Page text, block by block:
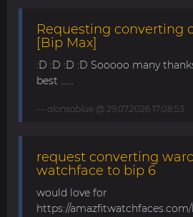
Requesting converting
[Bip Max]
:D :D :D :D Sooooo many
best ......
alonsoblue @ 29.07.2026 17:08:53
request converting
watchface to bip 6
would love for
https://amazfitwatchfaces.com/